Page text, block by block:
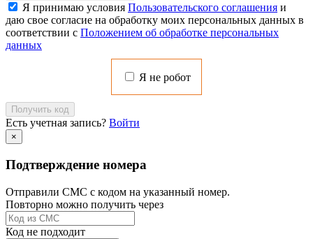
Я принимаю условия Пользовательского соглашения и
даю свое согласие на обработку моих персональных данных в
соответствии с Положением об обработке персональных
данных
Я не робот
Получить код
Есть учетная запись? Войти
×
Подтверждение номера
Отправили СМС с кодом на указанный номер.
Повторно можно получить через
Код не подходит